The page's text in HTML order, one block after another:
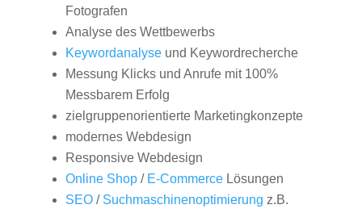
Fotografen
Analyse des Wettbewerbs
Keywordanalyseund Keywordrecherche
Messung Klicks und Anrufe mit 100%
Messbarem Erfolg
zielgruppenorientierte Marketingkonzepte
modernes Webdesign
Responsive Webdesign
Online Shop/ E-CommerceLösungen
SEO/ Suchmaschinenoptimierung z.B.